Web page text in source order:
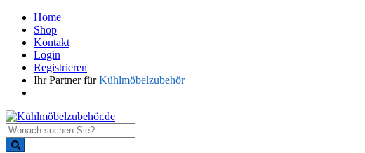
Home
Shop
Kontakt
Login
Registrieren
Ihr Partner fürKühlmöbelzubehör